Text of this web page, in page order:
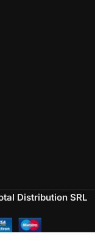
Distribution SRL